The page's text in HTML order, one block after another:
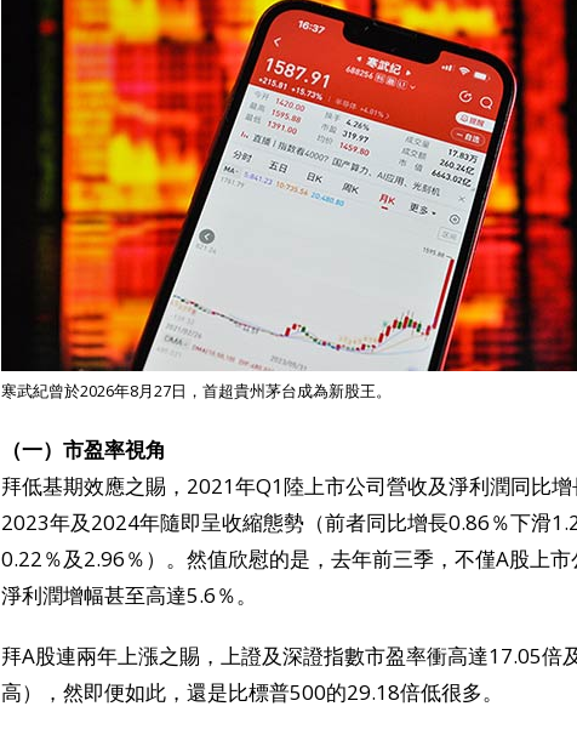
寒武紀曾於2026年8月27日，首超貴州茅台成為新股王。
（一）市盈率視角
拜低基期效應之賜，2021年Q1陸上市公司營收及淨利潤同比
2023年及2024年隨即呈收縮態勢（前者同比增長0.86％下滑
0.22％及2.96％）。然值欣慰的是，去年前三季，不僅A股上市
淨利潤增幅甚至高達5.6％。
拜A股連兩年上漲之賜，上證及深證指數市盈率衝高達17.05倍
高），然即便如此，還是比標普500的29.18倍低很多。